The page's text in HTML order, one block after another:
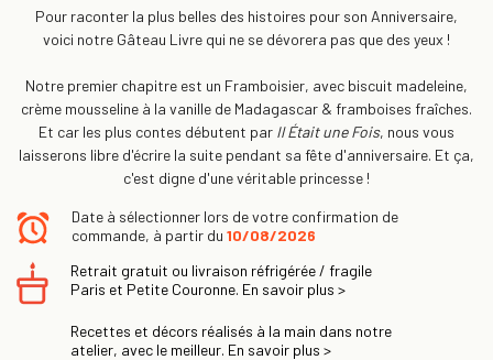
Pour raconter la plus belles des histoires pour son Anniversaire,
voici notre Gâteau Livre qui ne se dévorera pas que des yeux !
Notre premier chapitre est un Framboisier, avec biscuit madeleine,
crème mousseline à la vanille de Madagascar & framboises fraîches.
Et car les plus contes débutent par Il Était une Fois, nous vous
laisserons libre d'écrire la suite pendant sa fête d'anniversaire. Et ça,
c'est digne d'une véritable princesse !
Date à sélectionner lors de votre confirmation de
commande, à partir du 10/08/2026
Retrait gratuit ou livraison réfrigérée / fragile
Paris et Petite Couronne. En savoir plus >
Recettes et décors réalisés à la main dans notre
atelier, avec le meilleur. En savoir plus >